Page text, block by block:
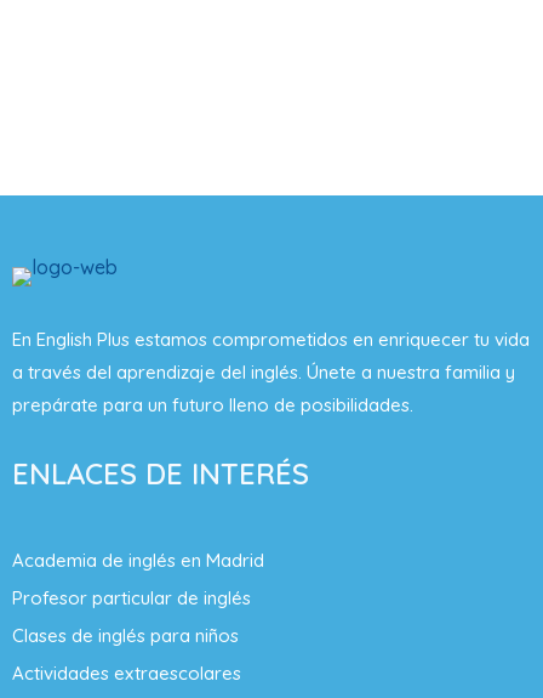
En English Plus estamos comprometidos en enriquecer tu vida
a través del aprendizaje del inglés. Únete a nuestra familia y
prepárate para un futuro lleno de posibilidades.
ENLACES DE INTERÉS
Academia de inglés en Madrid
Profesor particular de inglés
Clases de inglés para niños
Actividades extraescolares